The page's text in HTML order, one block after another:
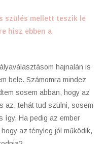
szülés mellett teszik le
hisz ebben a
hajnalán is
bele. Számomra mindez
sosem abban, hogy az
az, tehát tud szülni, sosem
így. Ha pedig az ember
az tényleg jól működik,